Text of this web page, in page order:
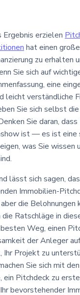
erzielen
hat einen
zu erhalten
Sie sich auf
eine
leicht verständliche
Sie sich selbst
Sie daran,
ist — es ist eine
was Sie wissen
lässt sich sagen,
Immobilien-
die Belohnungen
die Ratschläge in
Weg, einen
der Anleger
Ihr Projekt zu
Sie sich mit
ein Pitchdeck zu
bevorstehender